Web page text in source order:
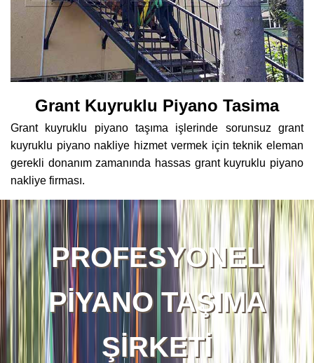
Grant Kuyruklu Piyano Tasima
Grant kuyruklu piyano taşıma işlerinde sorunsuz grant
kuyruklu piyano nakliye hizmet vermek için teknik eleman
gerekli donanım zamanında hassas grant kuyruklu piyano
nakliye firması.
PROFESYONEL
PİYANO TAŞIMA
ŞİRKETİ